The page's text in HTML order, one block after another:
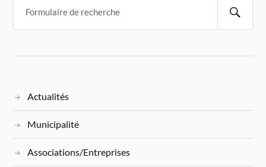
Actualités
Municipalité
Associations/Entreprises